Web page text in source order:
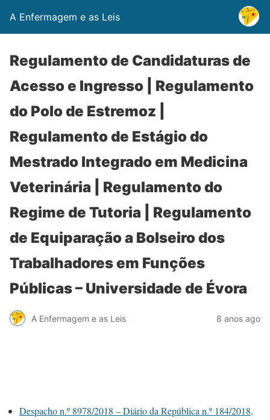
A Enfermagem e as Leis
Regulamento de Candidaturas de
Acesso e Ingresso | Regulamento
do Polo de Estremoz |
Regulamento de Estágio do
Mestrado Integrado em Medicina
Veterinária | Regulamento do
Regime de Tutoria | Regulamento
de Equiparação a Bolseiro dos
Trabalhadores em Funções
Públicas – Universidade de Évora
A Enfermagem e as Leis 8 anos ago
Despacho n.º 8978/2018 – Diário da República n.º 184/2018,